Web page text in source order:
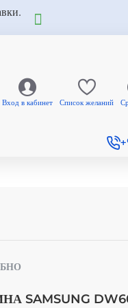
Вход в кабинет Список желаний